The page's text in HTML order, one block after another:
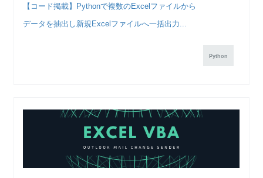
【コード掲載】Pythonで複数のExcelファイルから
データを抽出し新規Excelファイルへ一括出力...
Python